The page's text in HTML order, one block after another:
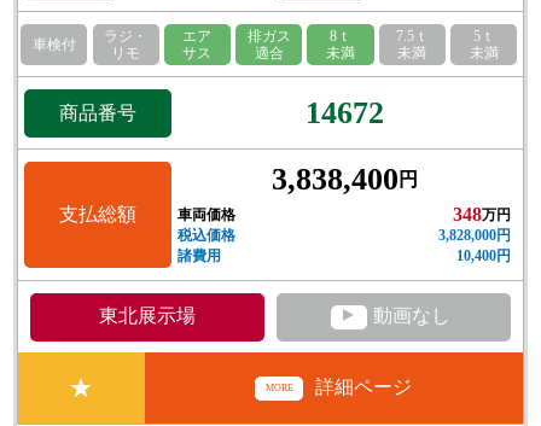
車検付
ラジ・
リモ
エア
サス
排ガス
適合
8ｔ
未満
7.5ｔ
未満
5ｔ
未満
商品番号 14672
支払総額
3,838,400 円
車両価格 348万円
税込価格
3,828,000円
諸費用
10,400円
東北展示場 ▲ 動画なし
★ MORE 詳細ページ